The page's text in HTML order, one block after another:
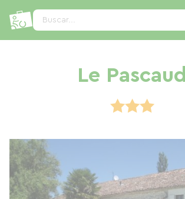
Buscar...
Le Pascaud
Panel de gestión de cookies